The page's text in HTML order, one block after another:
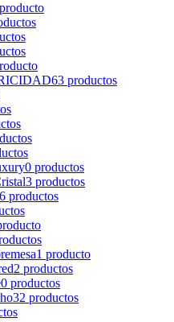
producto
63 productos
0 productos
3 productos
6 productos
1 producto
2 productos
0 productos
32 productos